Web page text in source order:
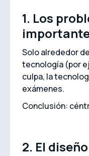
1. Los
Solo alrededor
tecnología (por
culpa, la
exámenes.
Conclusión:
2. El